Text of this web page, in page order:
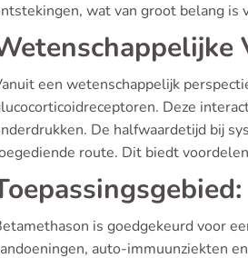
wat van groot belang is
een wetenschappelijk
Deze
De halfwaardetijd bij
route. Dit biedt
is goedgekeurd voor
auto-immuunziekten